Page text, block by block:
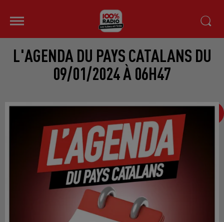
L'AGENDA DU PAYS CATALANS DU
09/01/2024 À 06H47